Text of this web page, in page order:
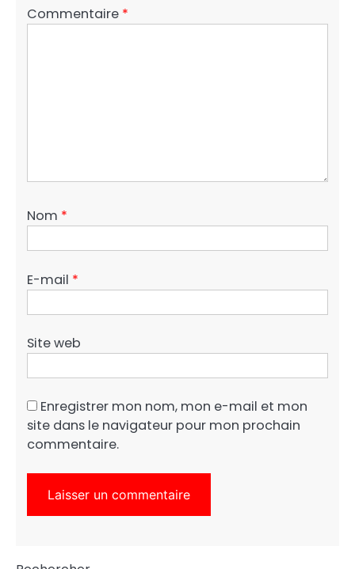
Commentaire *
Nom *
E-mail *
Site web
Enregistrer mon nom, mon e-mail et mon
site dans le navigateur pour mon prochain
commentaire.